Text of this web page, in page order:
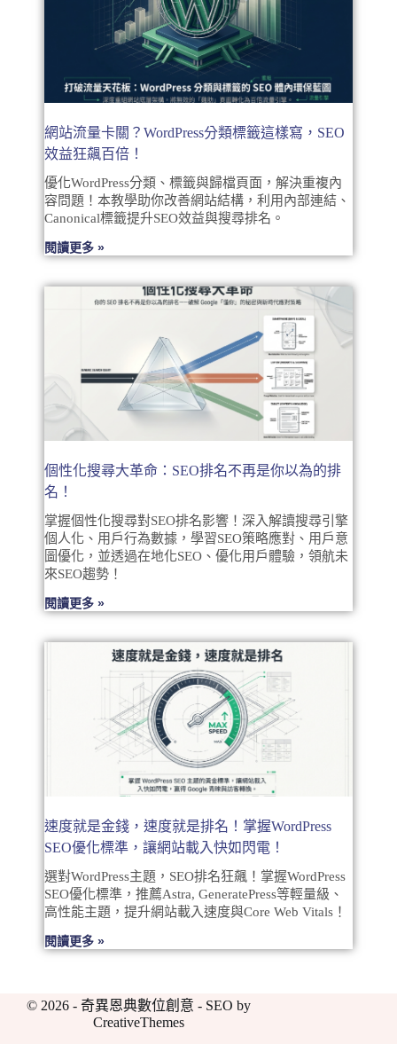
網站流量卡關？WordPress分類標籤這樣寫，SEO
效益狂飆百倍！
優化WordPress分類、標籤與歸檔頁面，解決重複內
容問題！本教學助你改善網站結構，利用內部連結、
Canonical標籤提升SEO效益與搜尋排名。
閱讀更多 »
個性化搜尋大革命：SEO排名不再是你以為的排
名！
掌握個性化搜尋對SEO排名影響！深入解讀搜尋引擎
個人化、用戶行為數據，學習SEO策略應對、用戶意
圖優化，並透過在地化SEO、優化用戶體驗，領航未
來SEO趨勢！
閱讀更多 »
速度就是金錢，速度就是排名！掌握WordPress
SEO優化標準，讓網站載入快如閃電！
選對WordPress主題，SEO排名狂飆！掌握WordPress
SEO優化標準，推薦Astra, GeneratePress等輕量級、
高性能主題，提升網站載入速度與Core Web Vitals！
閱讀更多 »
© 2026 - 奇異恩典數位創意 - SEO by
CreativeThemes